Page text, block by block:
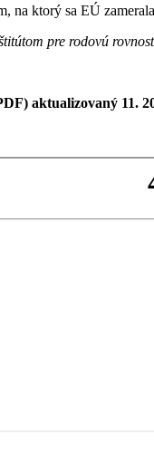
na ktorý sa EÚ
pre rodovú
aktualizovaný 11.